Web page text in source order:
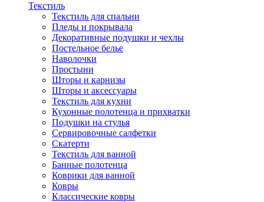
Текстиль
Текстиль для спальни
Пледы и покрывала
Декоративные подушки и чехлы
Постельное белье
Наволочки
Простыни
Шторы и карнизы
Шторы и аксессуары
Текстиль для кухни
Кухонные полотенца и прихватки
Подушки на стулья
Сервировочные салфетки
Скатерти
Текстиль для ванной
Банные полотенца
Коврики для ванной
Ковры
Классические ковры